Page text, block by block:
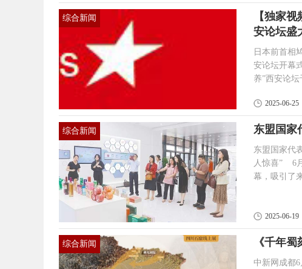
综合新闻
【独家
安论坛盛
日本前首相
安论坛开幕式并致辞 独家视频：“新时代
养”西安论坛于6月11日
康复康养”
主办，中国
2025-06-25
综合新闻 东盟国家
东盟国家代
人惊喜” 6月10日，2025侨都（江门）东盟风情日活动在江门拉开帷
幕，吸引了
2025-06-19
综合新闻 《千年
中新网成都